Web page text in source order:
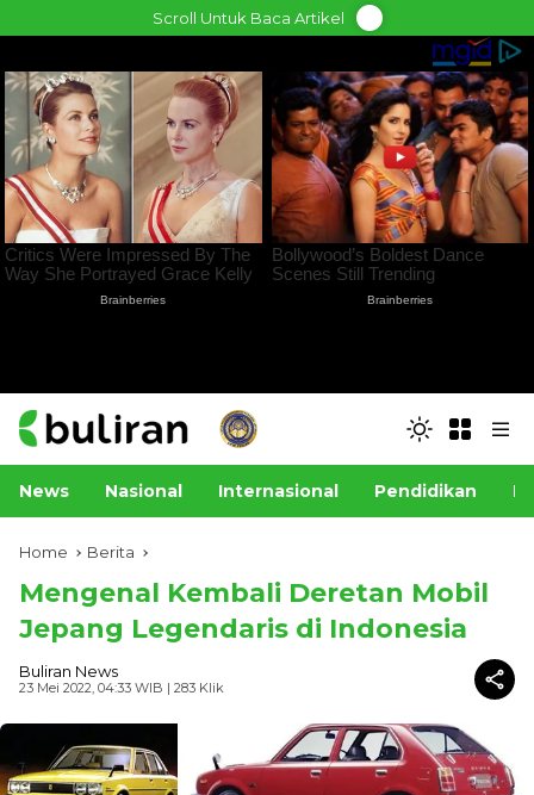
to
Scroll Untuk Baca Artikel
News Nasional Internasional Pendidikan
Home Berita
Mengenal Kembali Deretan Mobil
Jepang Legendaris di Indonesia
Buliran News
23 Mei 2022, 04:33 WIB | 283 Klik